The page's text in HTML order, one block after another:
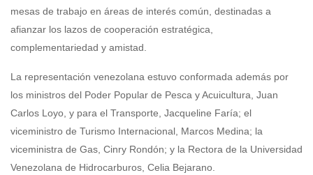
mesas de trabajo en áreas de interés común, destinadas a
afianzar los lazos de cooperación estratégica,
complementariedad y amistad.
La representación venezolana estuvo conformada además por
los ministros del Poder Popular de Pesca y Acuicultura, Juan
Carlos Loyo, y para el Transporte, Jacqueline Faría; el
viceministro de Turismo Internacional, Marcos Medina; la
viceministra de Gas, Cinry Rondón; y la Rectora de la Universidad
Venezolana de Hidrocarburos, Celia Bejarano.